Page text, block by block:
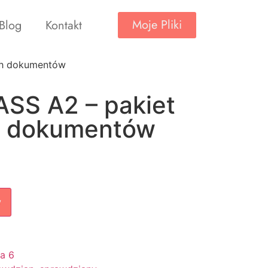
Blog Kontakt Moje Pliki
dokumentów
A2 – pakiet
6